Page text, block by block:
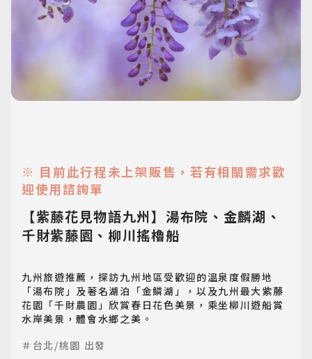
※ 目前此行程未上架販售，若有相關需求歡
迎使用諮詢單
【紫藤花見物語九州】湯布院、金麟湖、
千財紫藤園、柳川搖櫓船
九州旅遊推薦，探訪九州地區受歡迎的溫泉度假勝地
「湯布院」及著名湖泊「金鱗湖」，以及九州最大紫藤
花園「千財農園」欣賞春日花色美景，乘坐柳川遊船賞
水岸美景，體會水鄉之美。
＃台北/桃園 出發